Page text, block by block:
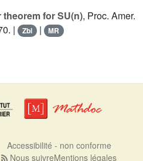
for SU(n), Proc. Amer.
|
Zbl | MR
Accessibilité - non conforme
Nous suivreMentions légales